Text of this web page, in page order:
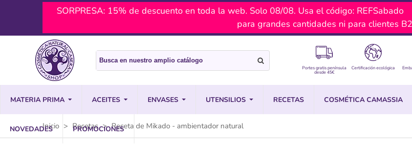
SORPRESA: 15% de descuento en toda la web. Solo 08/08. Usa el código:
para grandes cantidades ni para clientes
Portes gratis península
desde 45€
Certificación ecológica
MATERIA PRIMA ACEITES ENVASES UTENSILIOS RECETAS COSMÉTICA CAMASSIA
NOVEDADES PROMOCIONES
Inicio > Recetas > Receta de Mikado - ambientador natural